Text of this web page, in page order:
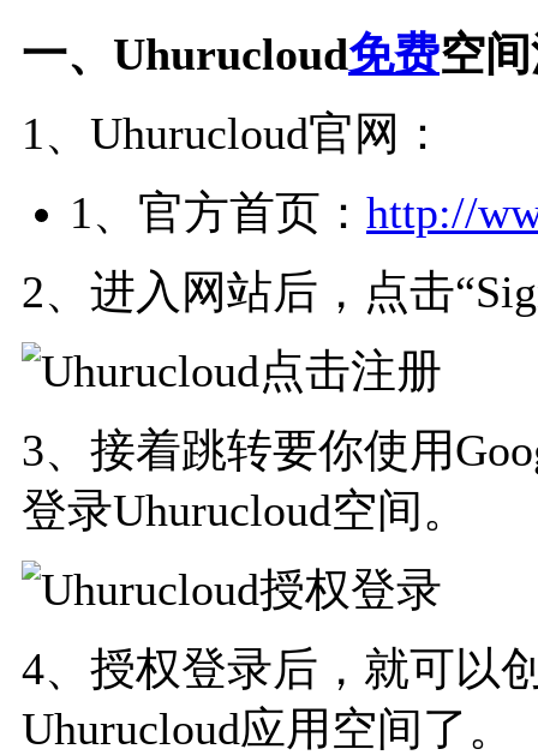
一、Uhurucloud免费空
1、Uhurucloud官网：
1、官方首页： http://
2、进入网站后，点击
3、接着跳转要你使用
登录Uhurucloud空间。
4、授权登录后，就可以
Uhurucloud应用空间了。